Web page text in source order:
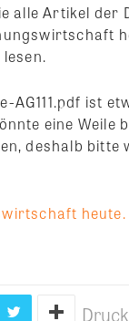
alle Artikel der
AG111.pdf ist
eine Weile
deshalb bitte
heute.